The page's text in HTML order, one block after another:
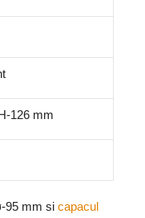
126 mm
95 mm si capacul